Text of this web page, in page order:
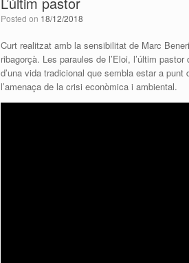
Posted on 18/12/2018
Curt realitzat amb la sensibilitat de Marc
ribagorçà. Les paraules de l’Eloi, l’últim
d’una vida tradicional que sembla estar a
l’amenaça de la crisi econòmica i ambiental.